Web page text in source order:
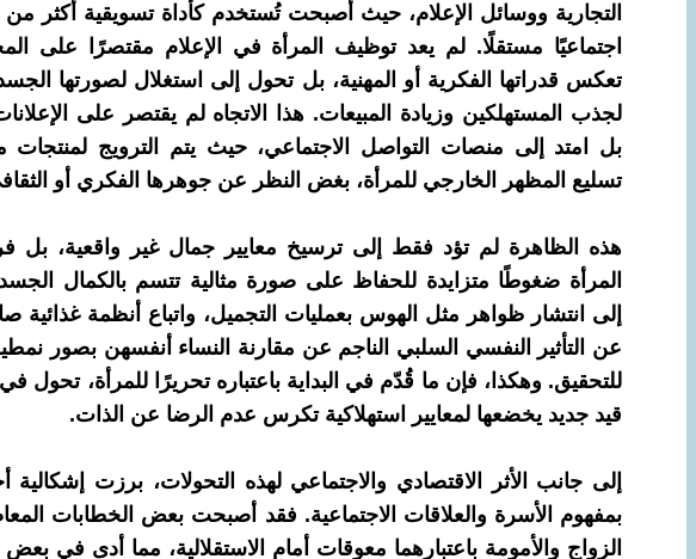
التجارية ووسائل الإعلام، حيث أصبحت تُستخدم كأداة تسويقية أكثر من
اجتماعيًا مستقلًا. لم يعد توظيف المرأة في الإعلام مقتصرًا على
تعكس قدراتها الفكرية أو المهنية، بل تحول إلى استغلال لصورتها
لجذب المستهلكين وزيادة المبيعات. هذا الاتجاه لم يقتصر على الإعلانات
بل امتد إلى منصات التواصل الاجتماعي، حيث يتم الترويج لمنتجات
تسليع المظهر الخارجي للمرأة، بغض النظر عن جوهرها الفكري أو
هذه الظاهرة لم تؤد فقط إلى ترسيخ معايير جمال غير واقعية،
المرأة ضغوطًا متزايدة للحفاظ على صورة مثالية تتسم بالكمال
إلى انتشار ظواهر مثل الهوس بعمليات التجميل، واتباع أنظمة غذائية
عن التأثير النفسي السلبي الناجم عن مقارنة النساء أنفسهن بصور
للتحقيق. وهكذا، فإن ما قُدّم في البداية باعتباره تحريرًا للمرأة، تحول
قيد جديد يخضعها لمعايير استهلاكية تكرس عدم الرضا عن الذات.
إلى جانب الأثر الاقتصادي والاجتماعي لهذه التحولات، برزت إشكالية
بمفهوم الأسرة والعلاقات الاجتماعية. فقد أصبحت بعض الخطابات
الزواج والأمومة باعتبارهما معوقات أمام الاستقلالية، مما أدى في